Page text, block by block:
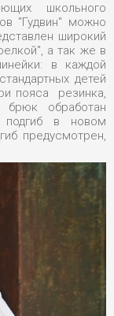
школьного
"Гудвин" можно
широкий
а так же в
в каждой
детей
пояса резинка,
брюк обработан
подгиб в новом
предусмотрен,